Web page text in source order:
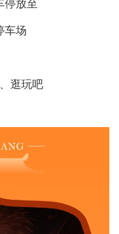
车场
逛玩吧